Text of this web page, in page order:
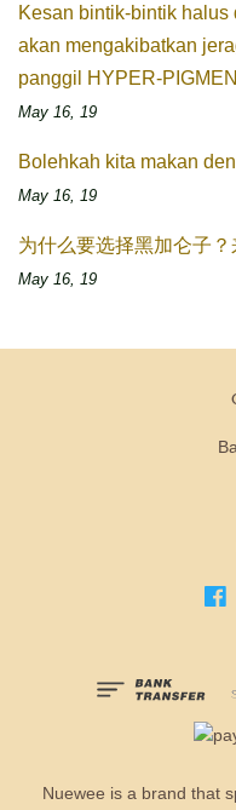
Kesan bintik-bintik
akan mengakibatkan
panggil HYPER-
May 16, 19
Bolehkah kita makan
May 16, 19
为什么要选择黑加仑子？
May 16, 19
Nuewee is a brand that